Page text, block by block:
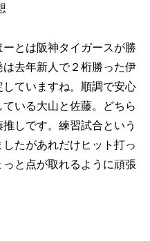
とは阪神タイガースが勝
去年新人で２桁勝った伊
ていますね。順調で安心
いる大山と佐藤。どちら
しです。練習試合という
たがあれだけヒット打っ
と点が取れるように頑張